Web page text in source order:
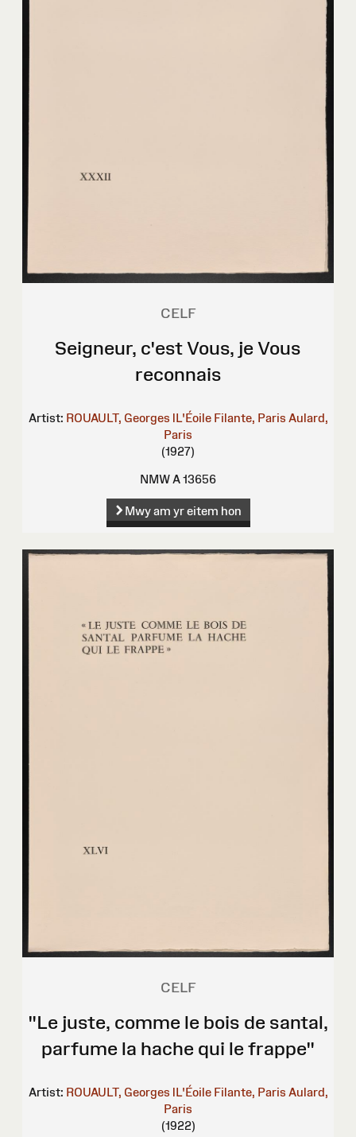
CELF
Seigneur, c'est Vous, je Vous
reconnais
Artist: ROUAULT, Georges lL'Éoile Filante, Paris Aulard,
Paris
(1927)
NMW A 13656
Mwy am yr eitem hon
CELF
"Le juste, comme le bois de santal,
parfume la hache qui le frappe"
Artist: ROUAULT, Georges lL'Éoile Filante, Paris Aulard,
Paris
(1922)